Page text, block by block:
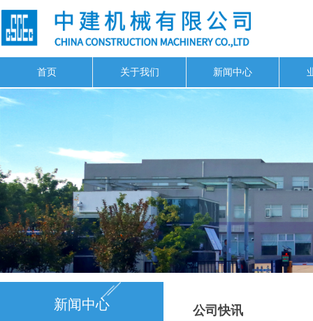
首页 关于我们 新闻中心
新闻中心
公司快讯